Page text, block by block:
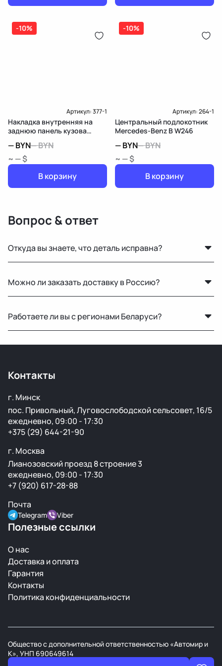
-10%
Артикул:377-1
Накладка внутренняя на
заднюю панель кузова
—BYN—BYN
~ — $
В корзину
-10%
Артикул:264-1
Центральный подлокотник
Mercedes-Benz B W246
—BYN—BYN
~ — $
В корзину
Вопрос & ответ
Откуда вы знаете, что деталь исправна?
детали осматриваются на видимые дефекты перед
продажей.
Можно ли заказать доставку в Россию?
другие регионы РФ. Работаем с проверенными
транспортными компаниями.
Работаете ли вы с регионами Беларуси?
Контакты
г. Минск
пос. Привольный, Луговослободской сельсовет, 16/5
ежедневно, 09:00 - 17:30
+375 (29) 644-21-90
г. Москва
Лианозовский проезд 8 строение 3
ежедневно, 09:00 - 17:30
+7 (920) 617-28-88
Почта
Telegram Viber
Полезные ссылки
О нас
Доставка и оплата
Гарантия
Контакты
Политика конфиденциальности
Общество с дополнительной ответственностью «Автомир и
К», УНП 690649614
В торговом реестре РБ с 21 марта 2008г.